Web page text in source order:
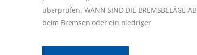
überprüfen. WANN SIND DIE BREMSBELÄGE
beim Bremsen oder ein niedriger